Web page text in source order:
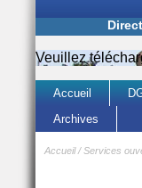
Veuillez
Accueil
Archives
Accueil /Services